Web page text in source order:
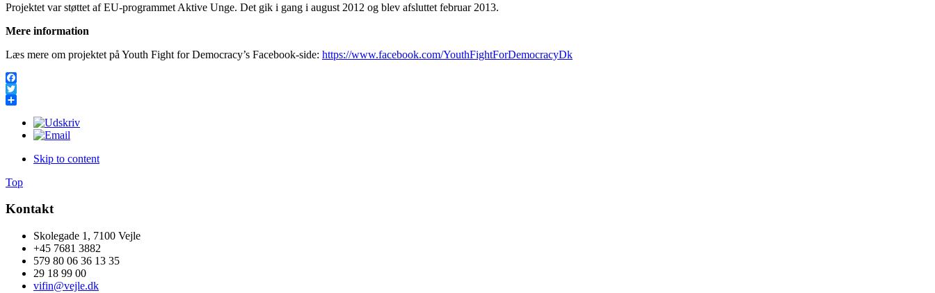
Projektet var støttet af EU-programmet Aktive Unge. Det gik i gang i august 2012 og blev afsluttet februar 2013.
Mere information
Læs mere om projektet på Youth Fight for Democracy’s Facebook-side: https://www.facebook.com/YouthFightForDemocracyDk
Facebook
Twitter
Skip to content
Top
Kontakt
Skolegade 1, 7100 Vejle
+45 7681 3882
579 80 06 36 13 35
29 18 99 00
vifin@vejle.dk